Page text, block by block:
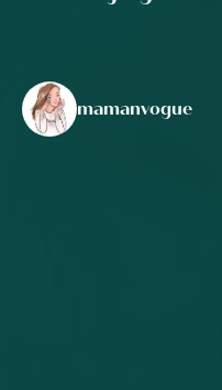
mamanvogue